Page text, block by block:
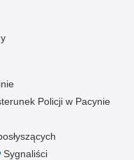
Policji w Pacynie
Sygnaliści